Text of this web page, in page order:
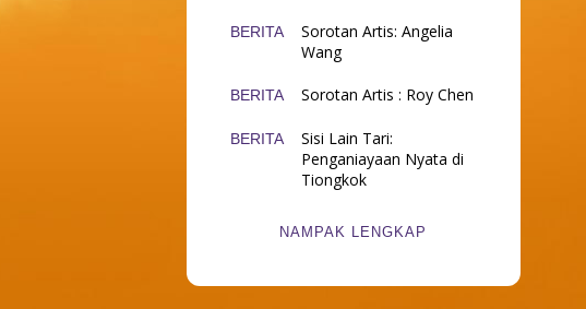
BERITA
Sorotan Artis: Angelia
Wang
BERITA Sorotan Artis : Roy Chen
BERITA
Sisi Lain Tari:
Penganiayaan Nyata di
Tiongkok
NAMPAK LENGKAP